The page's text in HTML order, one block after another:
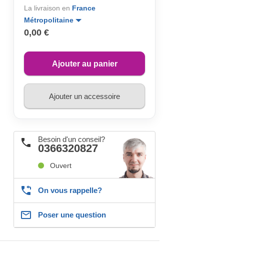
La livraison en France
Métropolitaine
0,00 €
Ajouter au panier
Ajouter un accessoire
Besoin d'un conseil?
0366320827
Ouvert
On vous rappelle?
Poser une question